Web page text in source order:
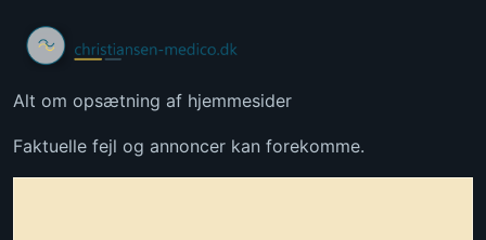
Alt om opsætning af hjemmesider
Faktuelle fejl og annoncer kan forekomme.